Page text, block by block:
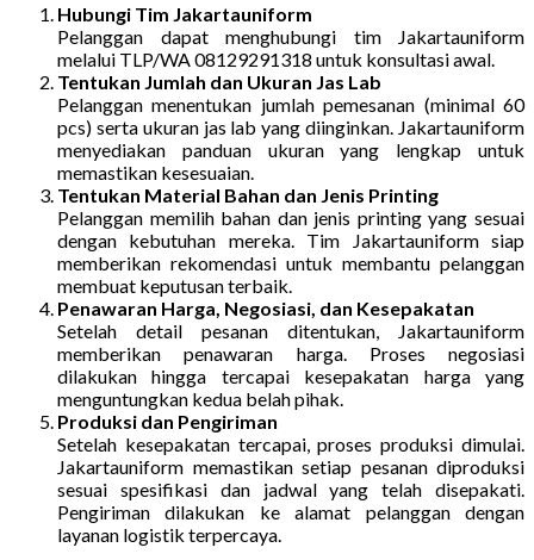
Hubungi Tim Jakartauniform
Pelanggan dapat menghubungi tim Jakartauniform
melalui TLP/WA 08129291318 untuk konsultasi awal.
Tentukan Jumlah dan Ukuran Jas Lab
Pelanggan menentukan jumlah pemesanan (minimal 60
pcs) serta ukuran jas lab yang diinginkan. Jakartauniform
menyediakan panduan ukuran yang lengkap untuk
memastikan kesesuaian.
Tentukan Material Bahan dan Jenis Printing
Pelanggan memilih bahan dan jenis printing yang sesuai
dengan kebutuhan mereka. Tim Jakartauniform siap
memberikan rekomendasi untuk membantu pelanggan
membuat keputusan terbaik.
Penawaran Harga, Negosiasi, dan Kesepakatan
Setelah detail pesanan ditentukan, Jakartauniform
memberikan penawaran harga. Proses negosiasi
dilakukan hingga tercapai kesepakatan harga yang
menguntungkan kedua belah pihak.
Produksi dan Pengiriman
Setelah kesepakatan tercapai, proses produksi dimulai.
Jakartauniform memastikan setiap pesanan diproduksi
sesuai spesifikasi dan jadwal yang telah disepakati.
Pengiriman dilakukan ke alamat pelanggan dengan
layanan logistik terpercaya.